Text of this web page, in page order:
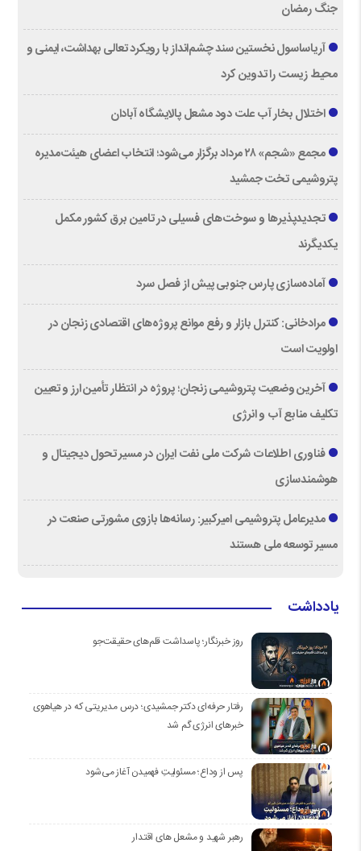
جنگ رمضان
آریاساسول نخستین سند چشم‌انداز با رویکرد تعالی بهداشت، ایمنی و
محیط زیست را تدوین کرد
اختلال بخار آب علت دود مشعل پالایشگاه آبادان
مجمع «شجم» ۲۸ مرداد برگزار می‌شود؛ انتخاب اعضای هیئت‌مدیره
پتروشیمی تخت جمشید
تجدیدپذیرها و سوخت‌های فسیلی در تامین برق کشور مکمل
یکدیگرند
آماده‌سازی پارس جنوبی پیش از فصل سرد
مرادخانی: کنترل بازار و رفع موانع پروژه‌های اقتصادی زنجان در
اولویت است
آخرین وضعیت پتروشیمی زنجان؛ پروژه در انتظار تأمین ارز و تعیین
تکلیف منابع آب و انرژی
فناوری اطلاعات شرکت ملی نفت ایران در مسیر تحول دیجیتال و
هوشمندسازی
مدیرعامل پتروشیمی امیرکبیر: رسانه‌ها بازوی مشورتی صنعت در
مسیر توسعه ملی هستند
یادداشت
روز خبرنگار؛ پاسداشت قلم‌های حقیقت‌جو
رفتار حرفه‌ای دکتر جمشیدی؛ درس مدیریتی که در هیاهوی
خبرهای انرژی گم شد
پس از وداع؛ مسئولیتِ فهمیدن آغاز می‌شود
رهبر شهید و مشعل های اقتدار